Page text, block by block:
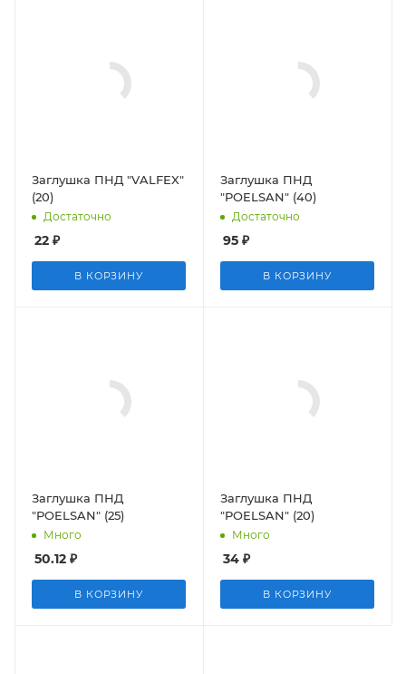
Заглушка ПНД "VALFEX"
(20)
Достаточно
22 ₽
В КОРЗИНУ
Заглушка ПНД
"POELSAN" (40)
Достаточно
95 ₽
В КОРЗИНУ
Заглушка ПНД
"POELSAN" (25)
Много
50.12 ₽
В КОРЗИНУ
Заглушка ПНД
"POELSAN" (20)
Много
34 ₽
В КОРЗИНУ